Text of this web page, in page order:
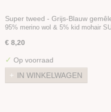
Super tweed - Grijs-Blauw
95% merino wol & 5% kid mohair
€ 8,20
✓ Op voorraad
IN WINKELWAGEN